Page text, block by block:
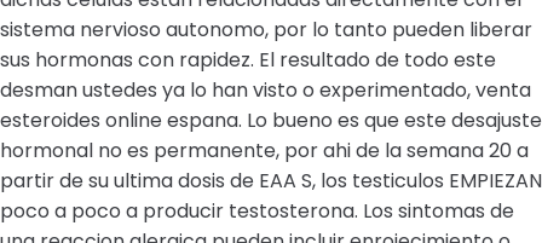
sistema nervioso autonomo, por lo tanto pueden liberar
sus hormonas con rapidez. El resultado de todo este
desman ustedes ya lo han visto o experimentado, venta
esteroides online espana. Lo bueno es que este desajuste
hormonal no es permanente, por ahi de la semana 20 a
partir de su ultima dosis de EAA S, los testiculos EMPIEZAN
poco a poco a producir testosterona. Los sintomas de